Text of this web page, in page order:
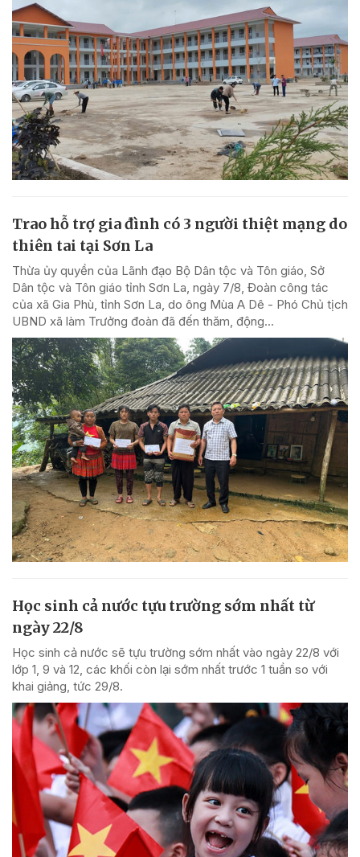
Trao hỗ trợ gia đình có 3 người thiệt mạng do
thiên tai tại Sơn La
Thừa ủy quyền của Lãnh đạo Bộ Dân tộc và Tôn giáo, Sở
Dân tộc và Tôn giáo tỉnh Sơn La, ngày 7/8, Đoàn công tác
của xã Gia Phù, tỉnh Sơn La, do ông Mùa A Dê - Phó Chủ tịch
UBND xã làm Trưởng đoàn đã đến thăm, động...
Học sinh cả nước tựu trường sớm nhất từ
ngày 22/8
Học sinh cả nước sẽ tựu trường sớm nhất vào ngày 22/8 với
lớp 1, 9 và 12, các khối còn lại sớm nhất trước 1 tuần so với
khai giảng, tức 29/8.